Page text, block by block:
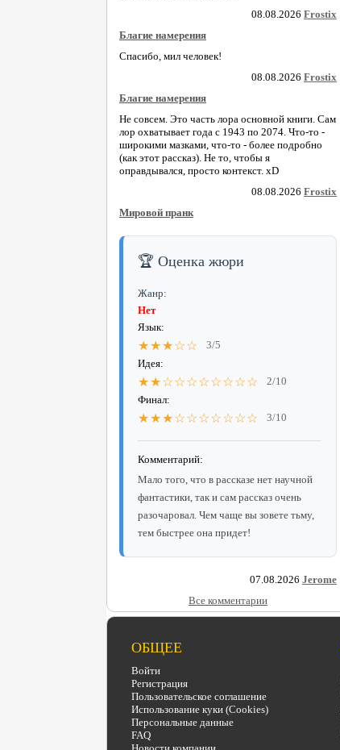
08.08.2026 Frostix
Благие намерения
Спасибо, мил человек!
08.08.2026 Frostix
Благие намерения
Не совсем. Это часть лора основной книги. Сам
лор охватывает года с 1943 по 2074. Что-то -
широкими мазками, что-то - более подробно
(как этот рассказ). Не то, чтобы я
оправдывался, просто контекст. xD
08.08.2026 Frostix
Мировой пранк
🏆 Оценка жюри
Жанр:
Нет
Язык:
★★★☆☆
3/5
Идея:
★★☆☆☆☆☆☆☆☆
2/10
Финал:
★★★☆☆☆☆☆☆☆ 3/10
Комментарий:
Мало того, что в рассказе нет научной
фантастики, так и сам рассказ очень
разочаровал. Чем чаще вы зовете тьму,
тем быстрее она придет!
07.08.2026 Jerome
Все комментарии
ОБЩЕЕ
Войти
Регистрация
Пользовательское соглашение
Использование куки (Cookies)
Персональные данные
FAQ